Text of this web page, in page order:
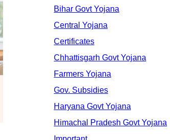
Bihar Govt Yojana
Central Yojana
Certificates
Chhattisgarh Govt Yojana
Farmers Yojana
Gov. Subsidies
Haryana Govt Yojana
Himachal Pradesh Govt Yojana